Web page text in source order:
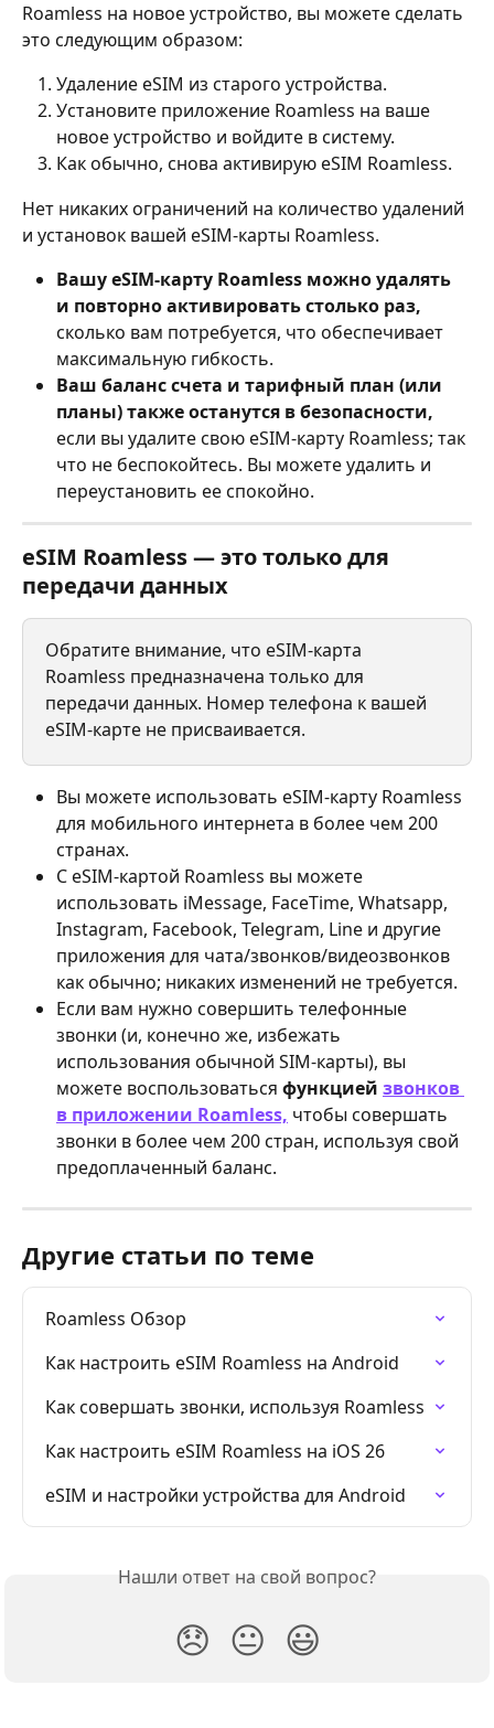
Roamless на новое устройство, вы можете сделать
это следующим образом:
Удаление eSIM из старого устройства.
Установите приложение Roamless на ваше
новое устройство и войдите в систему.
Как обычно, снова активирую eSIM Roamless.
Нет никаких ограничений на количество удалений
и установок вашей eSIM-карты Roamless.
Вашу eSIM-карту Roamless можно удалять
и повторно активировать столько раз,
сколько вам потребуется, что обеспечивает
максимальную гибкость.
Ваш баланс счета и тарифный план (или
планы) также останутся в безопасности,
если вы удалите свою eSIM-карту Roamless; так
что не беспокойтесь. Вы можете удалить и
переустановить ее спокойно.
eSIM Roamless — это только для
передачи данных
Обратите внимание, что eSIM-карта
Roamless предназначена только для
передачи данных. Номер телефона к вашей
eSIM-карте не присваивается.
Вы можете использовать eSIM-карту Roamless
для мобильного интернета в более чем 200
странах.
С eSIM-картой Roamless вы можете
использовать iMessage, FaceTime, Whatsapp,
Instagram, Facebook, Telegram, Line и другие
приложения для чата/звонков/видеозвонков
как обычно; никаких изменений не требуется.
Если вам нужно совершить телефонные
звонки (и, конечно же, избежать
использования обычной SIM-карты), вы
можете воспользоваться функцией звонков
в приложении Roamless, чтобы совершать
звонки в более чем 200 стран, используя свой
предоплаченный баланс.
Другие статьи по теме
Roamless Обзор
Как настроить eSIM Roamless на Android
Как совершать звонки, используя Roamless
Как настроить eSIM Roamless на iOS 26
eSIM и настройки устройства для Android
Нашли ответ на свой вопрос?
😞 😐 😃